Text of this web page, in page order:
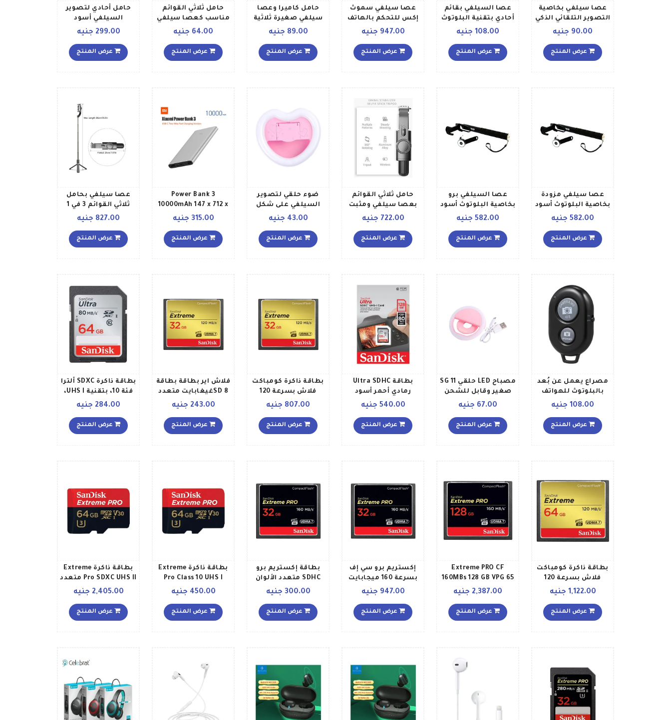
عصا سيلفي بخاصية
التصوير التلقائي الذكي
بزاوية 360 درجة أسود90.00 جنيه
عرض المنتج
عصا السيلفي بقائم
أحادي بتقنية البلوتوث
أسود
108.00 جنيه
عرض المنتج
عصا سيلفي سموث
إكس للتحكم بالهاتف
الذكي رمادي
947.00 جنيه
عرض المنتج
حامل كاميرا وعصا
سيلفي صغيرة ثلاثية
الأذرع لون أسود
89.00 جنيه
عرض المنتج
حامل ثلاثي القوائم
مناسب كعصا سيلفي
مزود بحامل للهاتف
64.00 جنيه
عرض المنتج
حامل أحادي لتصوير
السيلفي أسود
299.00 جنيه
عرض المنتج
عصا سيلفي مزودة
بخاصية البلوتوث أسود
أبيض
582.00 جنيه
عرض المنتج
عصا السيلفي برو
بخاصية البلوتوث أسود
582.00 جنيه
عرض المنتج
حامل ثلاثي القوائم
بعصا سيلفي ومثبت
قفل جيمبال أسود
722.00 جنيه
عرض المنتج
ضوء حلقي لتصوير
السيلفي على شكل
قلب وردي
43.00 جنيه
عرض المنتج
Power Bank 3
10000mAh 147 x 712 x
142سم Silver
315.00 جنيه
عرض المنتج
عصا سيلفي بحامل
ثلاثي القوائم 3 في 1
أسود
827.00 جنيه
عرض المنتج
مصراع يعمل عن بُعد
بالبلوتوث للهواتف
المحمولة أسود
108.00 جنيه
عرض المنتج
مصباح LED حلقي SG 11
صغير وقابل للشحن
لصور السيلفي وردي
67.00 جنيه
عرض المنتج
بطاقة Ultra SDHC
رمادي أحمر أسود
540.00 جنيه
عرض المنتج
بطاقة ذاكرة كومباكت
فلاش بسرعة 120
ميجابايتثانية بسرعة
بوضع UDMA7 متعدد
807.00 جنيه
عرض المنتج
فلاش اير بطاقة بطاقة
SD 8غيغابايت متعدد
الألوان
243.00 جنيه
عرض المنتج
بطاقة ذاكرة SDXC ألترا
فئة 10، بتقنية UHS I،
جيجابايت
284.00 جنيه
عرض المنتج
بطاقة ذاكرة كومباكت
فلاش بسرعة 120
ميجابايتثانية بسرعة
بوضع UDMA7 64
1,122.00 جنيه
عرض المنتج
Extreme PRO CF
160MBs 128 GB VPG 65
UDMA 7 128 جيجابايت
2,387.00 جنيه
عرض المنتج
إكستريم برو سي إف
بسرعة 160 ميجابايت
الفيديو 65، UDMA 7 32
947.00 جنيه
عرض المنتج
بطاقة إكستريم برو
SDHC متعدد الألوان
300.00 جنيه
عرض المنتج
بطاقة ذاكرة Extreme
Pro Class 10 UHS I
MicroSDXC مع مهايئ450.00 جنيه
عرض المنتج
بطاقة ذاكرة Extreme
Pro SDXC UHS II متعدد
الألوان
2,405.00 جنيه
عرض المنتج